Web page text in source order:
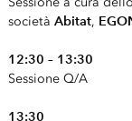
società Abitat,
12:30 – 13:30
Sessione Q/A
13:30